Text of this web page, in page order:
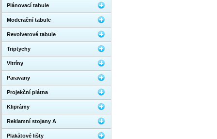
Plánovací tabule
Moderační tabule
Revolverové tabule
Triptychy
Vitríny
Paravany
Projekční plátna
Kliprámy
Reklamní stojany A
Plakátové lišty